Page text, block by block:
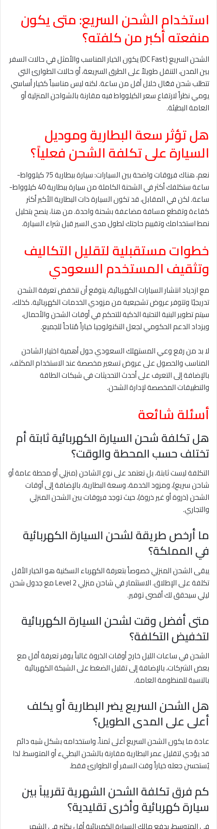
استخدام الشحن السريع: متى يكون
منفعته أكبر من كلفته؟
الشحن السريع (DC Fast) يكون الخيار المناسب والأمثل في حالات السفر
بين المدن، التنقل طويلاً على الطرق السريعة، أو حالات الطوارئ التي
تتطلب شحن فعّال خلال أقل من ساعة. لكنه ليس مناسباً كخيار أساسي
يومي نظراً لارتفاع سعر الكيلوواط فيه مقارنة بالشواحن المنزلية أو
العامة البطيئة.
هل تؤثر سعة البطارية وموديل
السيارة على تكلفة الشحن فعلياً؟
نعم، هناك فروقات واضحة بين السيارات: سيارة ببطارية 75 كيلوواط-
ساعة ستكلفك أكثر في الشحنة الكاملة من سيارة ببطارية 40 كيلوواط-
ساعة. لكن في المقابل، قد تكون السيارة ذات البطارية الأكبر أكثر
كفاءة وتقطع مسافة مضاعفة بشحنة واحدة. من هنا، ينصح بتحليل
نمط استخدامك وتقييم حاجتك لطول مدى السير قبل شراء السيارة.
خطوات مستقبلية لتقليل التكاليف
وتثقيف المستخدم السعودي
مع ازدياد انتشار السيارات الكهربائية، يتوقع أن تنخفض تعرفة الشحن
تدريجيًا وتتوفر عروض تشجيعية من مزودي الخدمات الكهربائية. كذلك،
سيتم تطوير البنية التحتية الذكية للتحكم في أوقات الشحن والأحمال،
ويزداد الدعم الحكومي لجعل التكنولوجيا خياراً مُتاحاً للجميع.
لا بد من رفع وعي المستهلك السعودي حول أهمية اختيار الشاحن
المناسب والحصول على عروض تسعير مخصصة عند الاستخدام المكثف،
بالإضافة إلى التعرف على أحدث التحديثات في شبكات الطاقة
والتطبيقات المخصصة لإدارة الشحن.
أسئلة شائعة
هل تكلفة شحن السيارة الكهربائية ثابتة أم
تختلف حسب المحطة والوقت؟
التكلفة ليست ثابتة، بل تعتمد على نوع الشاحن (منزلي أو محطة عامة أو
شاحن سريع)، ومزود الخدمة، وسعة البطارية، بالإضافة إلى أوقات
الشحن (ذروة أو غير ذروة)، حيث توجد فروقات بين الشحن المنزلي
والتجاري.
ما أرخص طريقة لشحن السيارة الكهربائية
في المملكة؟
يبقى الشحن المنزلي خصوصاً بتعرفة الكهرباء السكنية هو الخيار الأقل
تكلفة على الإطلاق. الاستثمار في شاحن منزلي Level 2 مع جدول شحن
ليلي سيحقق لك أقصى توفير.
متى أفضل وقت لشحن السيارة الكهربائية
لتخفيض التكلفة؟
الشحن في ساعات الليل خارج أوقات الذروة غالباً يوفر تعرفة أقل مع
بعض الشركات، بالإضافة إلى تقليل الضغط على الشبكة الكهربائية
بالنسبة للمنظومة العامة.
هل الشحن السريع يضر البطارية أو يكلف
أعلى على المدى الطويل؟
عادة ما يكون الشحن السريع أغلى ثمناً، واستخدامه بشكل شبه دائم
قد يؤدي لتقليل عمر البطارية مقارنة بالشحن البطيء أو المتوسط. لذا
يُستحسن جعله خياراً وقت السفر أو الطوارئ فقط.
كم فرق تكلفة الشحن الشهرية تقريباً بين
سيارة كهربائية وأخرى تقليدية؟